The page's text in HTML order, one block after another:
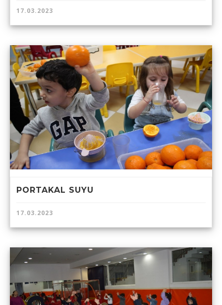
17.03.2023
PORTAKAL SUYU
17.03.2023